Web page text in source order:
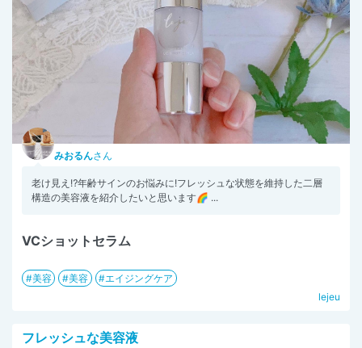
みおるんさん
老け見え⁉︎年齢サインのお悩みに!フレッシュな状態を維持した二層
構造の美容液を紹介したいと思います🌈 ...
VCショットセラム
美容 美容
エイジングケア
lejeu
フレッシュな美容液